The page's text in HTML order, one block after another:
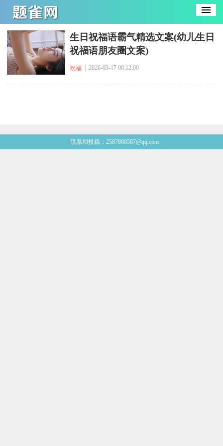
​生日祝福语霸气精选文案(幼儿生日
祝福语朋友圈文案)
祝福 | 2026-03-17 00:12:00
联系和投稿：2587868587@qq.com